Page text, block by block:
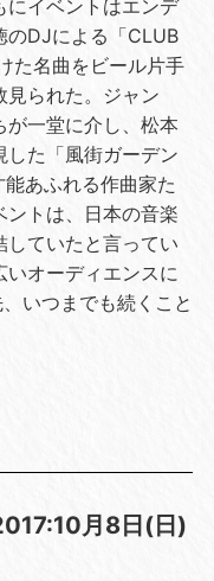
にイベントはエンデ
のDJによる「CLUB
た名曲をビール片手
見られた。ジャン
が一堂に介し、松本
た「風街ガーデン
あふれる作曲家た
ントは、日本の音楽
していたと言ってい
いオーディエンスに
いつまでも続くこと
月8日(日)